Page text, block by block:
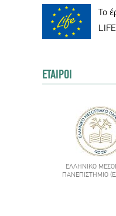
Το
ΕΤΑΙΡΟΙ
ΕΛΛΗΝΙΚΌ
ΠΑΝΕΠΙΣΤΉΜΙΟ